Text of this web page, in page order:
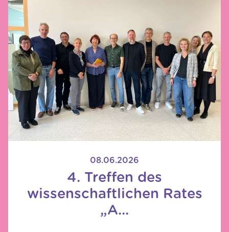
08.06.2026
4. Treffen des
wissenschaftlichen Rates
„A...